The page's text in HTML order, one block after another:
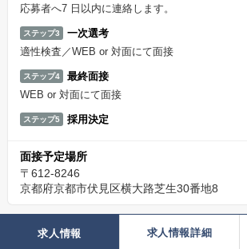
応募者へ7 日以内に連絡します。
ステップ3
一次選考
適性検査／WEB or 対面にて面接
ステップ4
最終面接
WEB or 対面にて面接
ステップ5 採用決定
面接予定場所
〒612-8246
京都府京都市伏見区横大路芝生30番地8
求人情報 求人情報詳細